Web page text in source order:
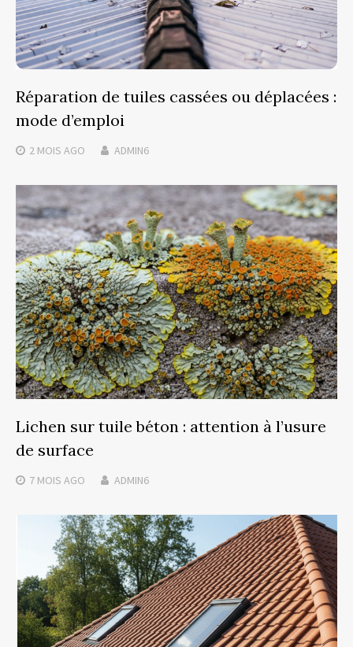
Réparation de tuiles cassées ou déplacées :
mode d’emploi
2 MOIS AGO ADMIN6
Lichen sur tuile béton : attention à l’usure
de surface
7 MOIS AGO ADMIN6